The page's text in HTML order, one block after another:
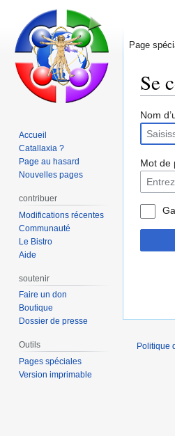
Se
Aller
la
Aller
la
Nom
Mot de
Page
Accueil
Catallaxia ?
Page au hasard
Nouvelles pages
contribuer
Modifications récentes
Communauté
Le Bistro
Aide
soutenir
Faire un don
Boutique
Dossier de presse
Outils
Pages spéciales
Version imprimable
Politique